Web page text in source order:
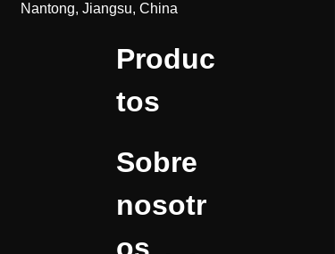
Produc
tos
Sobre
nosotr
Nantong, Jiangsu, China